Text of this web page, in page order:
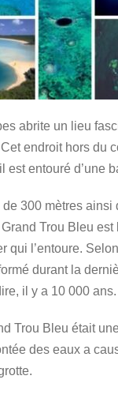
abrite un lieu
endroit hors du
est entouré d’une
300 mètres ainsi
Trou Bleu
qui l’entoure.
durant la
il y a 10 000 ans.
Trou Bleu était
des eaux a